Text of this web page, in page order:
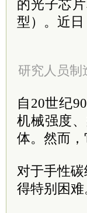
的光子芯
型）。近
研究人员制
自20世纪
机械强度
体。然而
对于手性
得特别困难